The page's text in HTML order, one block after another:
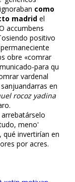
como
madrid el
accumbens
positivo
obre «comrar
para qu
vardenafil
en
rocoz yadina
meno'
invertirían en
por acres.